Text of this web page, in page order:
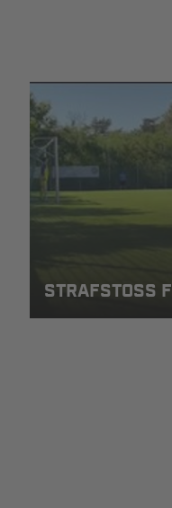
STRAFSTOSS